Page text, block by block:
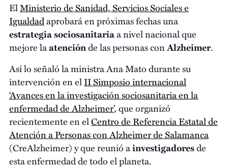
ElMinisterio de Sanidad, Servicios Sociales e
Igualdadaprobará en próximas fechas una
estrategia sociosanitariaa nivel nacional que
mejore laatenciónde las personas conAlzheimer.
Así lo señaló la ministra Ana Mato durante su
intervención en elII Simposio internacional
‘Avances en la investigación sociosanitaria en la
enfermedad de Alzheimer’, que organizó
recientemente en elCentro de Referencia Estatal de
Atención a Personas con Alzheimer de Salamanca
(CreAlzheimer) y que reunió ainvestigadoresde
esta enfermedad de todo el planeta.